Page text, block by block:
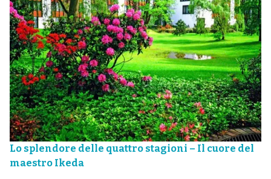
Lo splendore delle quattro stagioni – Il cuore del
maestro Ikeda